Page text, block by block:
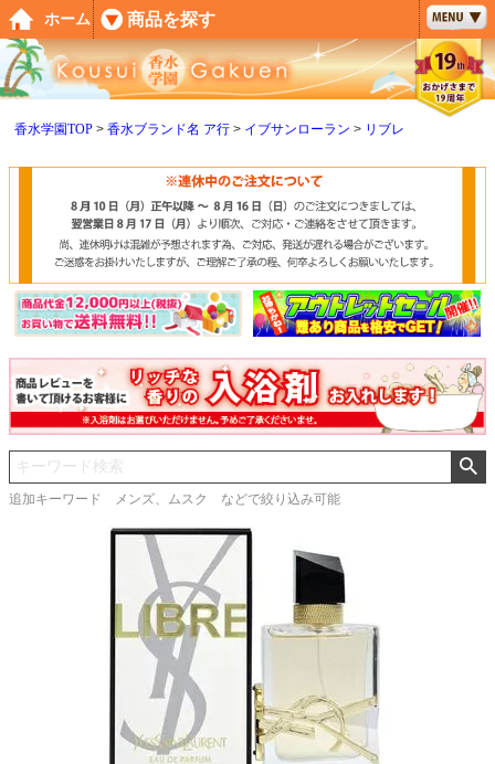
香水学園TOP 香水ブランド名 ア行 イブサンローラン リブレ
追加キーワード メンズ、ムスク などで絞り込み可能
ペー
ジト
ップ
へ
ホーム 商品を探す